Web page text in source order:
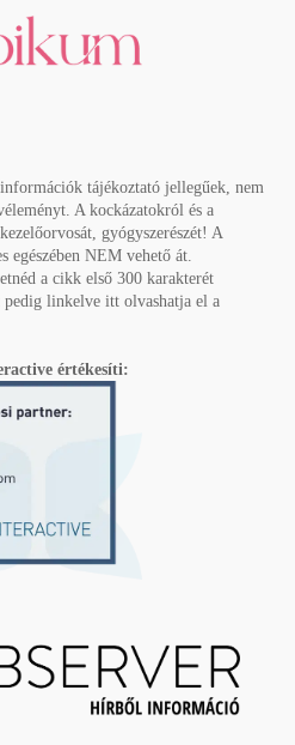
tájékoztató jellegűek, nem
A kockázatokról és a
gyógyszerészét! A
egészében NEM vehető át.
a cikk első 300 karakterét
pedig linkelve itt olvashatja el a
értékesíti: